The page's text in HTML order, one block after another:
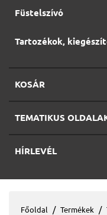
Füstelszívó
Tartozékok,
KOSÁR
TEMATIKUS
HÍRLEVÉL
Főoldal Termékek